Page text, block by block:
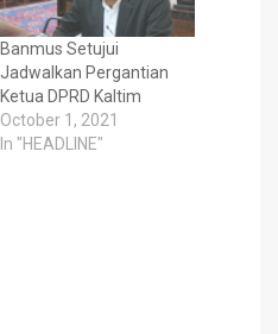
Banmus Setujui
Jadwalkan Pergantian
Ketua DPRD Kaltim
October 1, 2021
In "HEADLINE"